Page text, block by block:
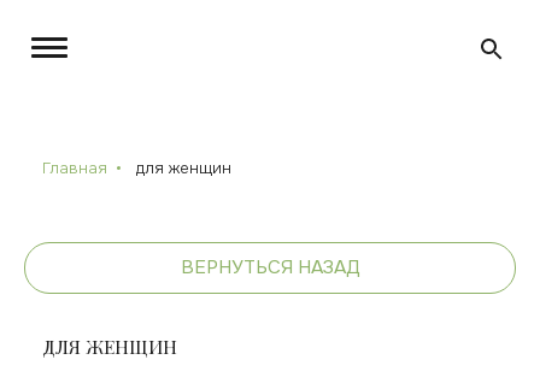
Главная для женщин
ВЕРНУТЬСЯ НАЗАД
ДЛЯ ЖЕНЩИН